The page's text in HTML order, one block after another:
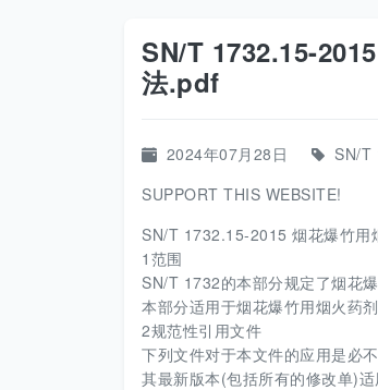
SN/T 1732.15-
法.pdf
2024年07月28日
SN/T
SUPPORT THIS WEBSITE!
SN/T 1732.15-2015 烟花爆竹用
1范围
SN/T 1732的本部分规定了烟花
本部分适用于烟花爆竹用烟火药
2规范性引用文件
下列文件对于本文件的应用是必
其最新版本(包括所有的修改单)适